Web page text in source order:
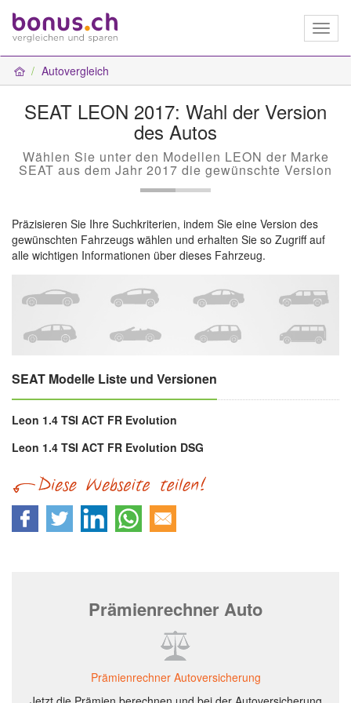
Autovergleich
SEAT LEON 2017: Wahl der Version
des Autos
Wählen Sie unter den Modellen LEON der Marke
SEAT aus dem Jahr 2017 die gewünschte Version
Präzisieren Sie Ihre Suchkriterien, indem Sie eine Version des
gewünschten Fahrzeugs wählen und erhalten Sie so Zugriff auf
alle wichtigen Informationen über dieses Fahrzeug.
SEAT Modelle Liste und Versionen
Leon 1.4 TSI ACT FR Evolution
Leon 1.4 TSI ACT FR Evolution DSG
Prämienrechner Auto
Prämienrechner Autoversicherung